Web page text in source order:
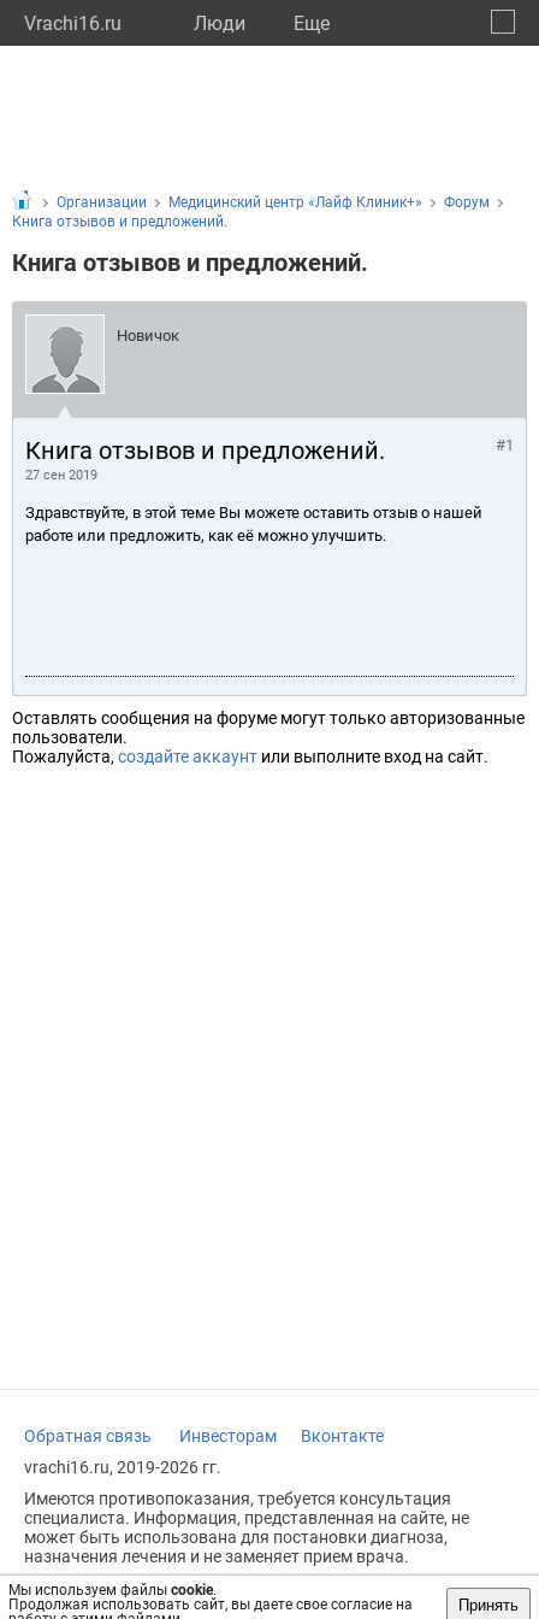
Vrachi16.ru Люди Eще
Мы используем файлы cookie.
Продолжая использовать сайт, вы даете свое согласие на
Принять
Организации Медицинский центр «Лайф Клиник+»
Форум
Книга отзывов и предложений.
Книга отзывов и предложений.
Новичок
Книга отзывов и предложений.
27 сен 2019
#1
Здравствуйте, в этой теме Вы можете оставить отзыв о нашей
работе или предложить, как её можно улучшить.
Оставлять сообщения на форуме могут только авторизованные
пользователи.
Пожалуйста, создайте аккаунт или выполните вход на сайт.
Обратная связь Инвесторам
Вконтакте
vrachi16.ru, 2019-2026 гг.
Имеются противопоказания, требуется консультация
специалиста. Информация, представленная на сайте, не
может быть использована для постановки диагноза,
назначения лечения и не заменяет прием врача.
Возрастное ограничение: 18+